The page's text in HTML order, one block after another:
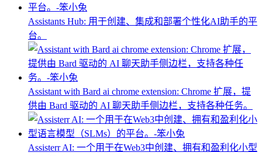
Assistants Hub: 用于创建、集成和部署个性化AI助手的平
台。
Assistant with Bard ai chrome extension: Chrome 扩展，提
供由 Bard 驱动的 AI 聊天助手侧边栏，支持各种任务。
Assisterr AI: 一个用于在Web3中创建、拥有和盈利化小型